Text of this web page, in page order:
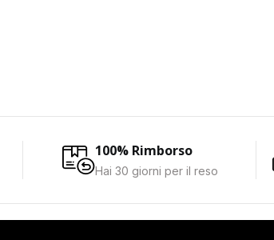
100% Rimborso
Hai 30 giorni per il reso